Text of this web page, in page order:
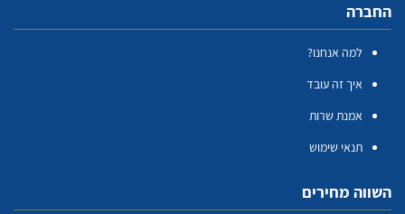
החברה
למה אנחנו?
איך זה עובד
אמנת שרות
תנאי שימוש
השווה מחירים